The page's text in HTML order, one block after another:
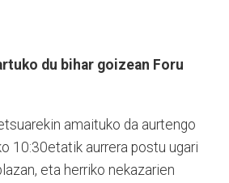
du bihar goizean Foru
amaituko da aurtengo
10:30etatik aurrera postu ugari
eta herriko nekazarien